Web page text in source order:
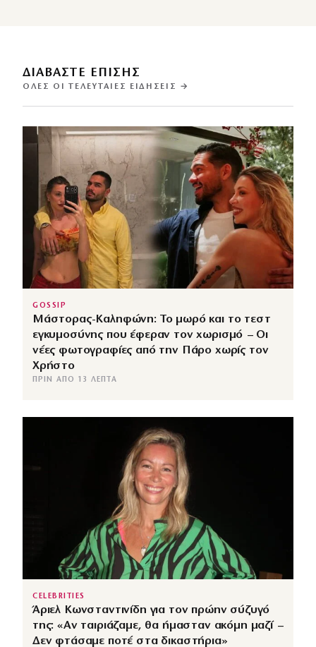
ΔΙΑΒΑΣΤΕ ΕΠΙΣΗΣ
ΌΛΕΣ ΟΙ ΤΕΛΕΥΤΑΊΕΣ ΕΙΔΉΣΕΙΣ →
GOSSIP
Μάστορας-Καληφώνη: Το μωρό και το τεστ
εγκυμοσύνης που έφεραν τον χωρισμό – Οι
νέες φωτογραφίες από την Πάρο χωρίς τον
Χρήστο
ΠΡΙΝ ΑΠΌ 13 ΛΕΠΤΆ
CELEBRITIES
Άριελ Κωνσταντινίδη για τον πρώην σύζυγό
της: «Αν ταιριάζαμε, θα ήμασταν ακόμη μαζί –
Δεν φτάσαμε ποτέ στα δικαστήρια»